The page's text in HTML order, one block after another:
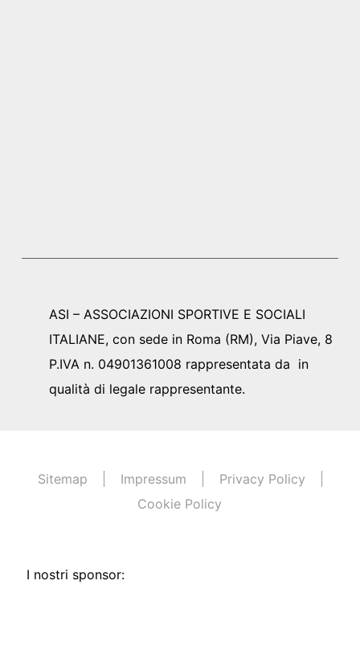
ASI – ASSOCIAZIONI SPORTIVE E SOCIALI
ITALIANE, con sede in Roma (RM), Via Piave, 8
P.IVA n. 04901361008 rappresentata da in
qualità di legale rappresentante.
Sitemap Impressum
Privacy Policy
Cookie Policy
I nostri sponsor: